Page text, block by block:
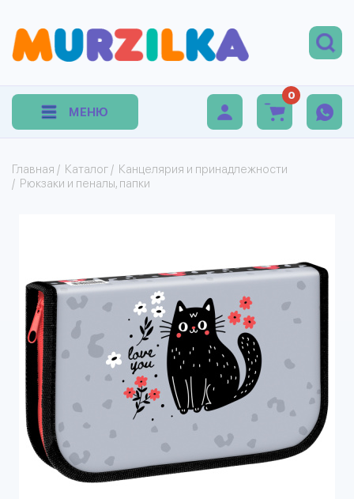
МЕНЮ
0
Главная / Каталог / Канцелярия и принадлежности
/ Рюкзаки и пеналы, папки